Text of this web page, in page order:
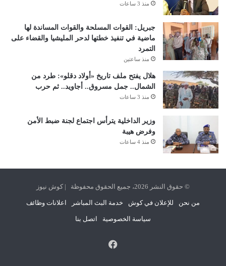
منذ 3 ساعات
جبريل: القوات المسلحة والقوات المساندة لها
ماضية في تنفيذ خطتها لدحر المليشيا والقضاء على
التمرد
منذ ساعتين
هلال يفتح ملف تاريخ «أولاد دقلو»: طرد من
الشمال.. جمل مسروق.. أجاويد.. ثم حرب
منذ 3 ساعات
وزير الداخلية يترأس اجتماع لجنة ضبط الأمن
وفرض هيبة
منذ 4 ساعات
© حقوق النشر 2026، جميع الحقوق محفوظة | كوش نيوز
من نحن للإعلان في كوش خدمة البث المباشر اعلانات وظائف
سياسة الخصوصية اتصل بنا